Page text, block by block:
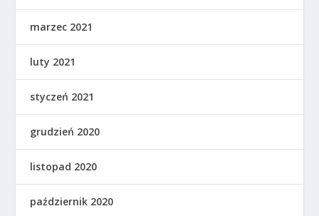
marzec 2021
luty 2021
styczeń 2021
grudzień 2020
listopad 2020
październik 2020